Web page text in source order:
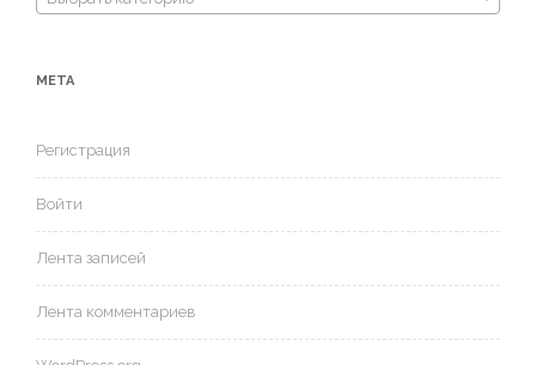
МЕТА
Регистрация
Войти
Лента записей
Лента комментариев